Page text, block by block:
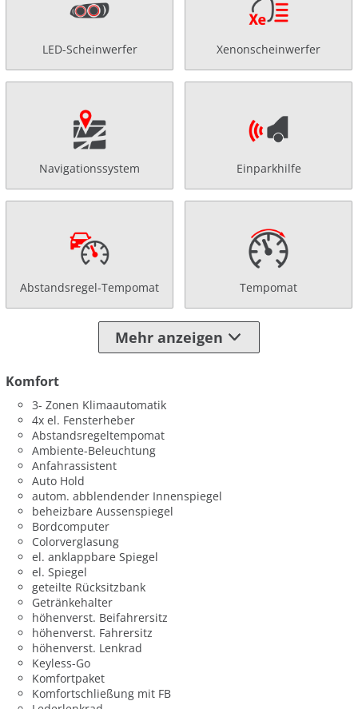
LED-Scheinwerfer Xenonscheinwerfer
Navigationssystem Einparkhilfe
Abstandsregel-Tempomat Tempomat
Mehr anzeigen
Komfort
3- Zonen Klimaautomatik
4x el. Fensterheber
Abstandsregeltempomat
Ambiente-Beleuchtung
Anfahrassistent
Auto Hold
autom. abblendender Innenspiegel
beheizbare Aussenspiegel
Bordcomputer
Colorverglasung
el. anklappbare Spiegel
el. Spiegel
geteilte Rücksitzbank
Getränkehalter
höhenverst. Beifahrersitz
höhenverst. Fahrersitz
höhenverst. Lenkrad
Keyless-Go
Komfortpaket
Komfortschließung mit FB